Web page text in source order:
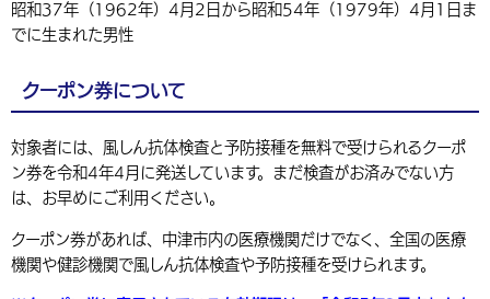
選挙
相談・支援・情報
遊ぶ・体験する
中津市について
地方創生・地域活性化
昭和37年（1962年）4月2日から昭和54年（1979年）4月1日ま
でに生まれた男性
クーポン券について
対象者には、風しん抗体検査と予防接種を無料で受けられるクーポ
ン券を令和4年4月に発送しています。まだ検査がお済みでない方
は、お早めにご利用ください。
クーポン券があれば、中津市内の医療機関だけでなく、全国の医療
機関や健診機関で風しん抗体検査や予防接種を受けられます。